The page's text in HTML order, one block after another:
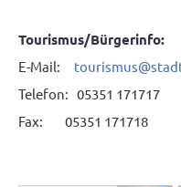
Tourismus/Bürgerinfo:
E-Mail:
Telefon: 05351 171717
Fax: 05351 171718